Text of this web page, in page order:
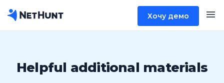
Хочу демо
Helpful additional materials